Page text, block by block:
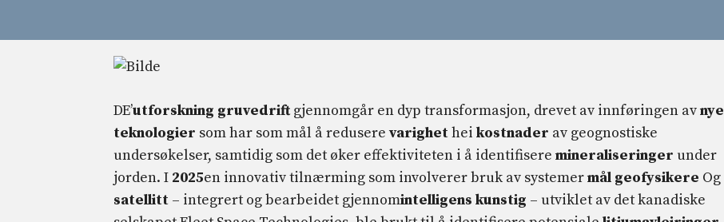
DE’utforskning gruvedriftgjennomgår en dyp transformasjon, drevet av innføringen avnye
teknologier som har som mål å redusere varighethei kostnader av geognostiske
undersøkelser, samtidig som det øker effektiviteten i å identifisere mineraliseringer under
jorden. I 2025en innovativ tilnærming som involverer bruk av systemermål geofysikere Og
satellitt – integrert og bearbeidet gjennomintelligens kunstig – utviklet av det kanadiske